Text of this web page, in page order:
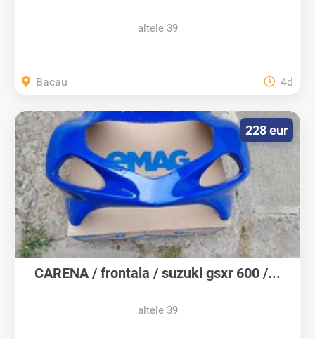
altele 39
Bacau 4d
CARENA / frontala / suzuki gsxr 600 /...
altele 39
228 eur